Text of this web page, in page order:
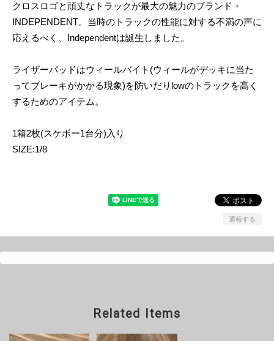
クロスロゴと頑丈なトラックが最大の魅力のブランド・
INDEPENDENT。当時のトラックの性能に対する不満の声に
応えるべく、Independentは誕生しました。
ライザーパッドはウィールバイト(ウィールがデッキに当た
ってブレーキがかかる現象)を防いだりlowのトラックを高く
するためのアイテム。
1箱2枚(スケボー1台分)入り
SIZE:1/8
通報する
Related Items